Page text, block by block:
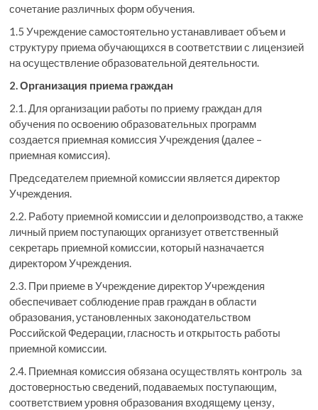
сочетание различных форм обучения.
1.5 Учреждение самостоятельно устанавливает объем и
структуру приема обучающихся в соответствии с лицензией
на осуществление образовательной деятельности.
2. Организация приема граждан
2.1. Для организации работы по приему граждан для
обучения по освоению образовательных программ
создается приемная комиссия Учреждения (далее –
приемная комиссия).
Председателем приемной комиссии является директор
Учреждения.
2.2. Работу приемной комиссии и делопроизводство, а также
личный прием поступающих организует ответственный
секретарь приемной комиссии, который назначается
директором Учреждения.
2.3. При приеме в Учреждение директор Учреждения
обеспечивает соблюдение прав граждан в области
образования, установленных законодательством
Российской Федерации, гласность и открытость работы
приемной комиссии.
2.4. Приемная комиссия обязана осуществлять контроль за
достоверностью сведений, подаваемых поступающим,
соответствием уровня образования входящему цензу,